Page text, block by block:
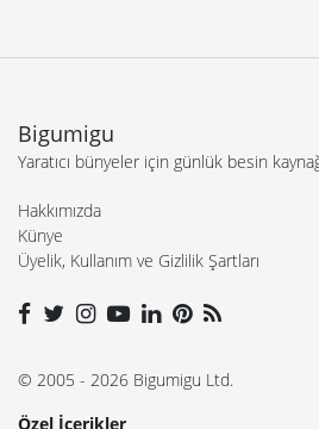
Bigumigu
Yaratıcı bünyeler için günlük besin
Hakkımızda
Künye
Üyelik, Kullanım ve Gizlilik Şartları
© 2005 - 2026 Bigumigu Ltd.
Özel İçerikler